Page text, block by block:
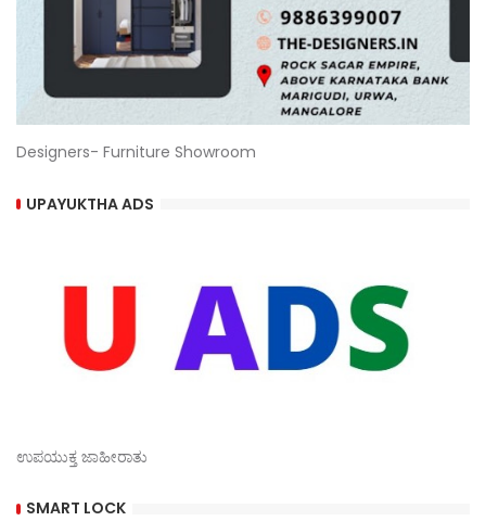
Designers- Furniture Showroom
UPAYUKTHA ADS
ಉಪಯುಕ್ತ ಜಾಹೀರಾತು
SMART LOCK